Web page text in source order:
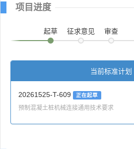
项目进度
起草 征求意见 审查
当前标准计划
20261525-T-609 正在起草
预制混凝土桩机械连接通用技术要求